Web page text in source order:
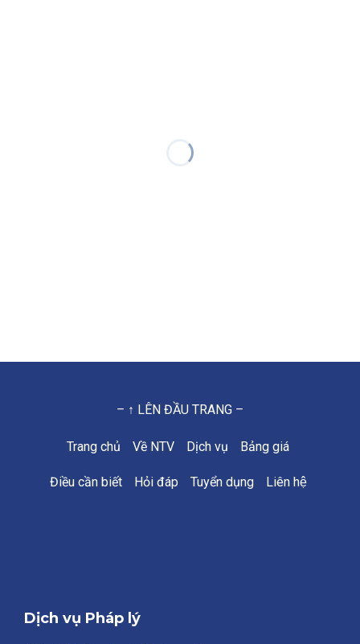
– ↑ LÊN ĐẦU TRANG –
Trang chủ Về NTV Dịch vụ Bảng giá
Điều cần biết Hỏi đáp Tuyển dụng Liên hệ
Dịch vụ Pháp lý